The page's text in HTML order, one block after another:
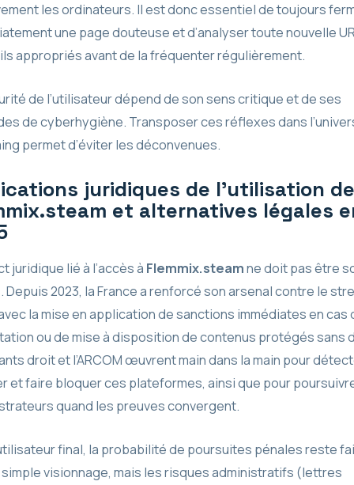
les ordinateurs. Il est donc essentiel de toujours
une page douteuse et d’analyser toute nouvelle
appropriés avant de la fréquenter régulièrement.
de l’utilisateur dépend de son sens critique et de ses
de cyberhygiène. Transposer ces réflexes dans
permet d’éviter les déconvenues.
juridiques de l’utilisation de
et alternatives légales
juridique lié à l’accès à Flemmix.steamne doit pas être
Depuis 2023, la France a renforcé son arsenal contre le
la mise en application de sanctions immédiates en cas
ou de mise à disposition de contenus protégés sans
droit et l’ARCOM œuvrent main dans la main pour
et faire bloquer ces plateformes, ainsi que pour
quand les preuves convergent.
final, la probabilité de poursuites pénales reste
visionnage, mais les risques administratifs (lettres